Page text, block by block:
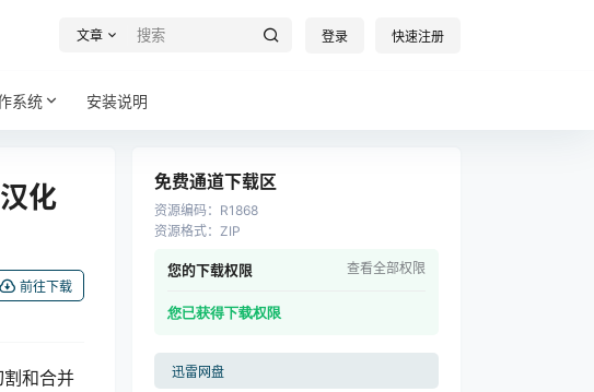
文章 登录 快速注册
系统 安装说明
化
前往下载
和合并
免费通道下载区
资源编码： R1868
资源格式： ZIP
您的下载权限 查看全部权限
您已获得下载权限
迅雷网盘